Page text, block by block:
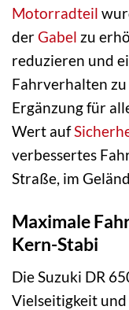
Motorradteil
derGabel zu
reduzieren und
Fahrverhalten
Ergänzung für
Wert auf
verbessertes
Straße, im
Maximale
Kern-Stabi
Die Suzuki DR
Vielseitigkeit